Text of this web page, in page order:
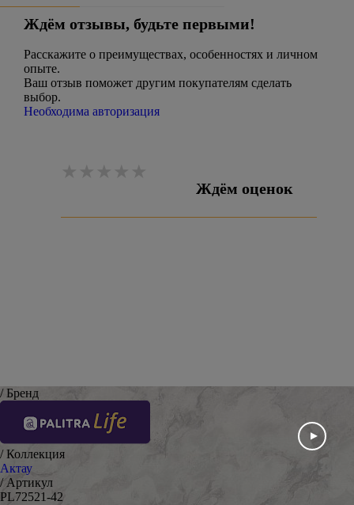
Ждём отзывы, будьте первыми!
Расскажите о преимуществах, особенностях и личном
опыте.
Ваш отзыв поможет другим покупателям сделать
выбор.
Необходима авторизация
Ждём оценок
/ Бренд
/ Коллекция
Актау
/ Артикул
PL72521-42